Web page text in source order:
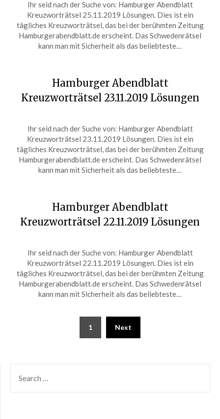
on
November
25,
2019
ardit
Ihr seid nach der Suche von: Hamburger Abendblatt
Kreuzworträtsel 25.11.2019 Lösungen. Dies ist ein
tägliches Kreuzworträtsel, das bei der berühmten Zeitung
Hamburgerabendblatt.de erscheint. Das Schwedenrätsel
kann man mit Sicherheit als das beliebteste…
Hamburger Abendblatt
Kreuzworträtsel 23.11.2019 Lösungen
on
November
23,
2019
ardit
Ihr seid nach der Suche von: Hamburger Abendblatt
Kreuzworträtsel 23.11.2019 Lösungen. Dies ist ein
tägliches Kreuzworträtsel, das bei der berühmten Zeitung
Hamburgerabendblatt.de erscheint. Das Schwedenrätsel
kann man mit Sicherheit als das beliebteste…
Hamburger Abendblatt
Kreuzworträtsel 22.11.2019 Lösungen
on
November
22,
2019
ardit
Ihr seid nach der Suche von: Hamburger Abendblatt
Kreuzworträtsel 22.11.2019 Lösungen. Dies ist ein
tägliches Kreuzworträtsel, das bei der berühmten Zeitung
Hamburgerabendblatt.de erscheint. Das Schwedenrätsel
kann man mit Sicherheit als das beliebteste…
1 Next